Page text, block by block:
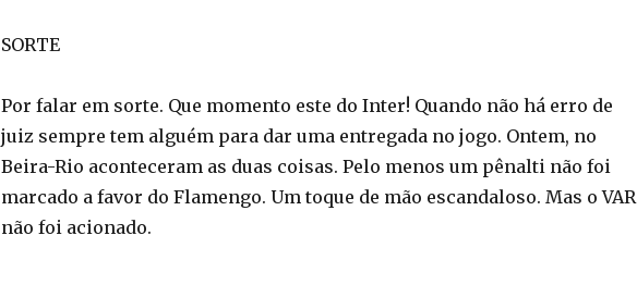
SORTE
Por falar em sorte. Que momento este do Inter! Quando não há erro de
juiz sempre tem alguém para dar uma entregada no jogo. Ontem, no
Beira-Rio aconteceram as duas coisas. Pelo menos um pênalti não foi
marcado a favor do Flamengo. Um toque de mão escandaloso. Mas o VAR
não foi acionado.